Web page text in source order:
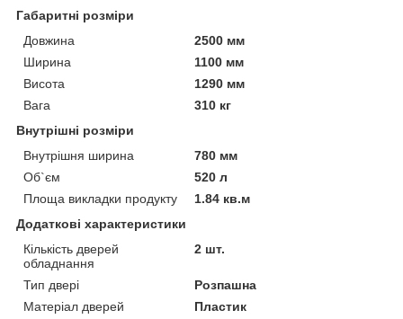
Габаритні розміри
Довжина
2500 мм
Ширина
1100 мм
Висота
1290 мм
Вага
310 кг
Внутрішні розміри
Внутрішня ширина
780 мм
Об`єм
520 л
Площа викладки продукту
1.84 кв.м
Додаткові характеристики
Кількість дверей
обладнання
2 шт.
Тип двері
Розпашна
Матеріал дверей
Пластик